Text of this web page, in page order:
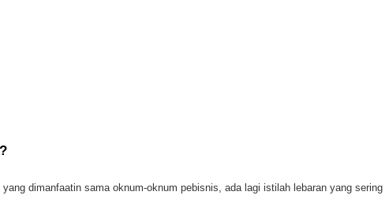
dimanfaatin sama oknum-oknum pebisnis, ada lagi istilah lebaran yang sering